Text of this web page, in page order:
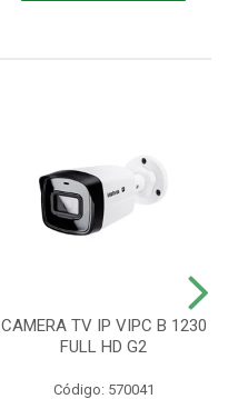
CAMERA TV IP VIPC B 1230
FULL HD G2
Código: 570041